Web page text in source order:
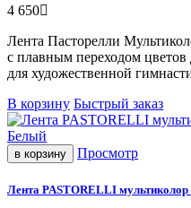
4 650
Лента Пасторелли
с плавным переходом
для художественной
В корзину Быстрый заказ
в корзину Просмотр
Лента PASTORELLI